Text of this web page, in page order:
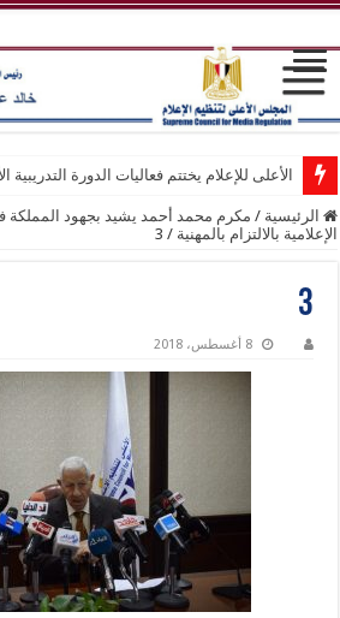
الأعلى للإعلام يختتم فعاليات الدورة التدريبية
الرئيسية / مكرم محمد أحمد يشيد بجهود المملكة
الإعلامية بالالتزام بالمهنية /
3
3
8 أغسطس، 2018